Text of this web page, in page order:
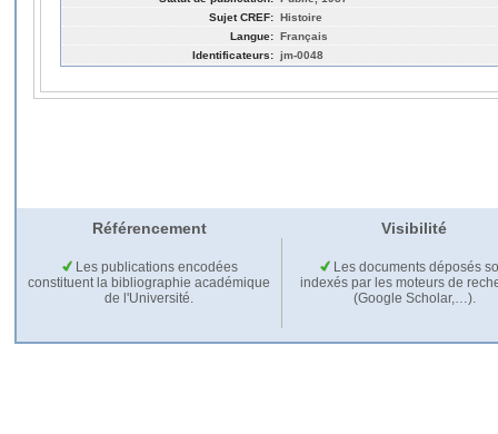
Sujet CREF: Histoire
Langue: Français
Identificateurs: jm-0048
Référencement Visibilité
Les publications encodées
constituent la bibliographie académique
de l'Université.
Les documents déposés
indexés par les moteurs de
(Google Scholar,…).